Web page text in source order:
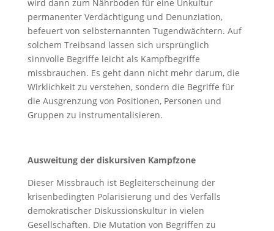
wird dann zum Nährboden für eine Unkultur
permanenter Verdächtigung und Denunziation,
befeuert von selbsternannten Tugendwächtern. Auf
solchem Treibsand lassen sich ursprünglich
sinnvolle Begriffe leicht als Kampfbegriffe
missbrauchen. Es geht dann nicht mehr darum, die
Wirklichkeit zu verstehen, sondern die Begriffe für
die Ausgrenzung von Positionen, Personen und
Gruppen zu instrumentalisieren.
Ausweitung der diskursiven Kampfzone
Dieser Missbrauch ist Begleiterscheinung der
krisenbedingten Polarisierung und des Verfalls
demokratischer Diskussionskultur in vielen
Gesellschaften. Die Mutation von Begriffen zu